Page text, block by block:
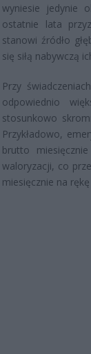
wyniesie jedynie
ostatnie lata
stanowi źródło
się siłą nabywczą
Przy
odpowiednio
stosunkowo
Przykładowo,
brutto
waloryzacji, co
miesięcznie na